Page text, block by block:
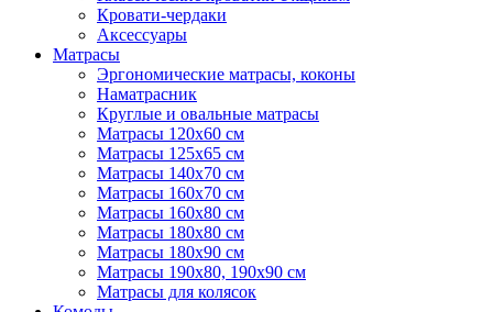
Кровати-чердаки
Аксессуары
Матрасы
Эргономические матрасы, коконы
Наматрасник
Круглые и овальные матрасы
Матрасы 120х60 см
Матрасы 125х65 см
Матрасы 140х70 см
Матрасы 160х70 см
Матрасы 160х80 см
Матрасы 180х80 см
Матрасы 180х90 см
Матрасы 190х80, 190х90 см
Матрасы для колясок